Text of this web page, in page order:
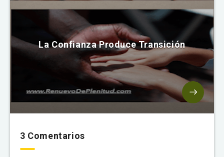
La Confianza Produce Transición
3 Comentarios